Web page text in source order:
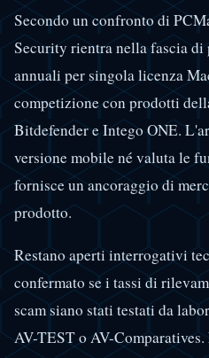
Secondo un confronto di
Security rientra nella fascia di
annuali per singola licenza
competizione con prodotti
Bitdefender e Intego ONE.
versione mobile né valuta le
fornisce un ancoraggio di
prodotto.
Restano aperti interrogativi
confermato se i tassi di
scam siano stati testati da
AV-TEST o AV-